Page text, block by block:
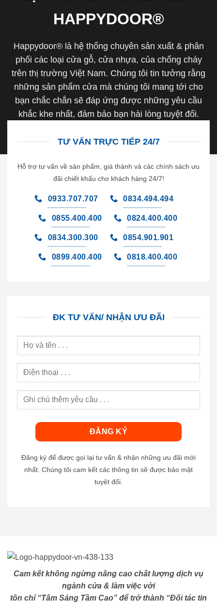
HAPPYDOOR®
Happydoor® là hệ thống chuyên sản xuất & phân
phối các loại cửa gỗ, cửa nhựa, của chống cháy
trên thị trường Việt Nam. Chúng tôi tin tưởng rằng
những sản phẩm cửa mà chúng tôi mang tới cho
bạn chắc chắn sẽ đáp ứng được những yêu cầu
khắc khe nhất, đảm bảo bạn hài lòng tuyệt đối.
TƯ VẤN TRỰC TIẾP 24/7
Hỗ trợ tư vấn về sản phẩm, giá thành và các chính sách ưu
đãi chiết khấu cho khách hàng 24/7!
0933.707.707 0834.494.494
0855.400.400 0824.400.400
0834.300.300 0854.901.901
0899.400.400 0818.400.400
ĐK TƯ VẤN/ NHẬN ƯU ĐÃI
Đăng ký để được gọi lại tư vấn & nhận những ưu đãi mới
nhất. Chúng tôi cam kết các thông tin sẽ được bảo mật
tuyệt đối.
Cam kết không ngừng nâng cao chất lượng dịch vụ
ngành cửa & làm việc với
tôn chỉ “Tâm Sáng Tầm Cao” để trở thành “Đối tác tin